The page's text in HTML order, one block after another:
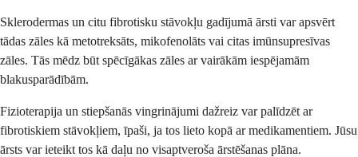
Sklerodermas un citu fibrotisku stāvokļu gadījumā ārsti var apsvērt
tādas zāles kā metotreksāts, mikofenolāts vai citas imūnsupresīvas
zāles. Tās mēdz būt spēcīgākas zāles ar vairākām iespējamām
blakusparādībām.
Fizioterapija un stiepšanās vingrinājumi dažreiz var palīdzēt ar
fibrotiskiem stāvokļiem, īpaši, ja tos lieto kopā ar medikamentiem. Jūsu
ārsts var ieteikt tos kā daļu no visaptveroša ārstēšanas plāna.